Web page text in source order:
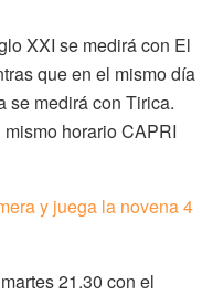
XXI se medirá con El
que en el mismo día
se medirá con Tirica.
horario CAPRI
21.30 con el